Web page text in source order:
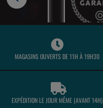
MAGASINS OUVERTS DE 11H À 19H30
EXPÉDITION LE JOUR MÊME (AVANT 14H)